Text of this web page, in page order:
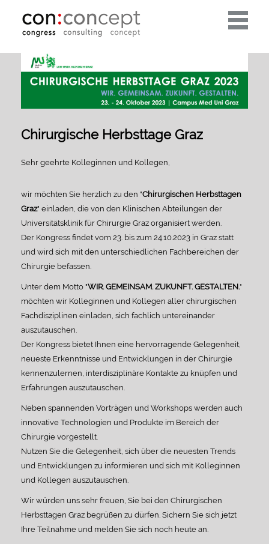
Toggle
Chirurgische Herbsttage Graz
Sehr geehrte Kolleginnen und Kollegen,
wir möchten Sie herzlich zu den "Chirurgischen Herbsttagen
Graz" einladen, die von den Klinischen Abteilungen der
Universitätsklinik für Chirurgie Graz organisiert werden.
Der Kongress findet vom 23. bis zum 24.10.2023 in Graz statt
und wird sich mit den unterschiedlichen Fachbereichen der
Chirurgie befassen.
Unter dem Motto "WIR. GEMEINSAM. ZUKUNFT. GESTALTEN."
möchten wir Kolleginnen und Kollegen aller chirurgischen
Fachdisziplinen einladen, sich fachlich untereinander
auszutauschen.
Der Kongress bietet Ihnen eine hervorragende Gelegenheit,
neueste Erkenntnisse und Entwicklungen in der Chirurgie
kennenzulernen, interdisziplinäre Kontakte zu knüpfen und
Erfahrungen auszutauschen.
Neben spannenden Vorträgen und Workshops werden auch
innovative Technologien und Produkte im Bereich der
Chirurgie vorgestellt.
Nutzen Sie die Gelegenheit, sich über die neuesten Trends
und Entwicklungen zu informieren und sich mit Kolleginnen
und Kollegen auszutauschen.
Wir würden uns sehr freuen, Sie bei den Chirurgischen
Herbsttagen Graz begrüßen zu dürfen. Sichern Sie sich jetzt
Ihre Teilnahme und melden Sie sich noch heute an.